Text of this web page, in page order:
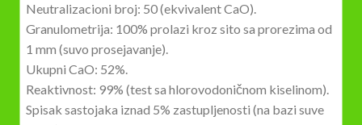
Neutralizacioni broj: 50 (ekvivalent CaO).
Granulometrija: 100% prolazi kroz sito sa prorezima od
1 mm (suvo prosejavanje).
Ukupni CaO: 52%.
Reaktivnost: 99% (test sa hlorovodoničnom kiselinom).
Spisak sastojaka iznad 5% zastupljenosti (na bazi suve